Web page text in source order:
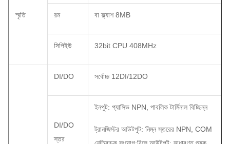
স্মৃতি রম বা ফ্ল্যাশ 8MB
সিপিইউ 32bit CPU 408MHz
DI/DO সর্বোচ্চ 12DI/12DO
DI/DO
স্তর
ইনপুট: প্যাসিভ NPN, পাবলিক টার্মিনাল বিচ্ছিন্ন
ট্রানজিস্টর আউটপুট: নিম্ন স্তরের NPN, COM